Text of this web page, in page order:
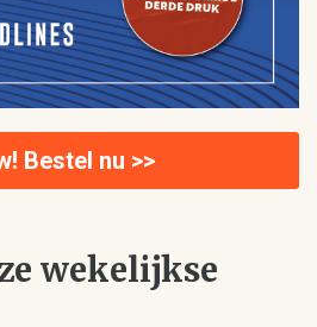
Bestel nu >>
wekelijkse